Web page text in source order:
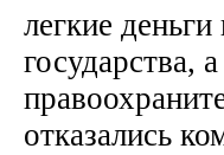
легкие
государства,
отказались